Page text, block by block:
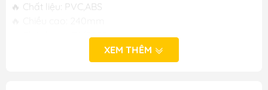
🔥 Chất liệu: PVC,ABS
🔥 Phát hành: T1/2025
XEM THÊM